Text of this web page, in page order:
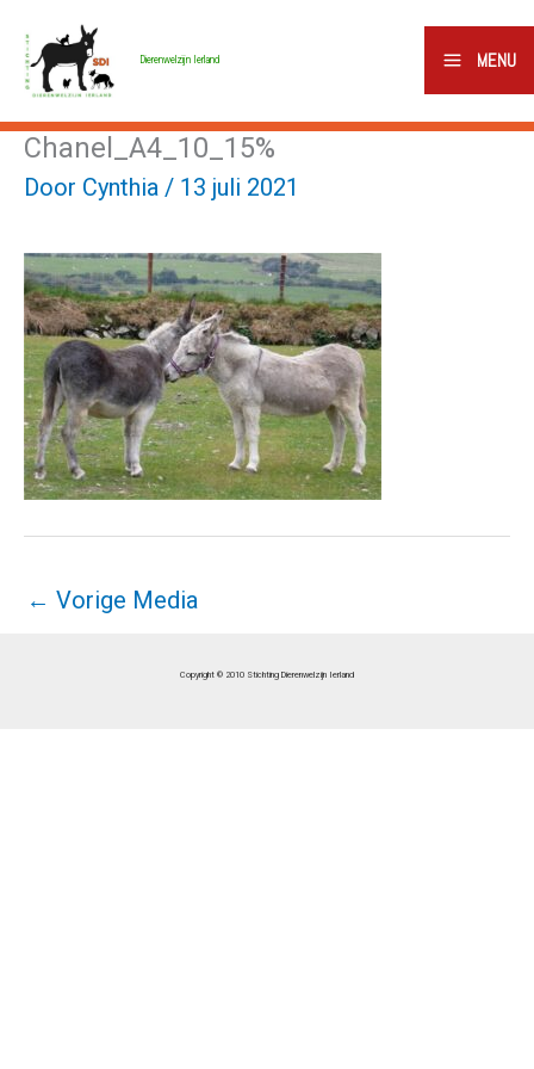
naar
inhoud
Dierenwelzijn Ierland MENU
Chanel_A4_10_15%
Door Cynthia / 13 juli 2021
← Vorige Media
Copyright © 2010 Stichting Dierenwelzijn Ierland